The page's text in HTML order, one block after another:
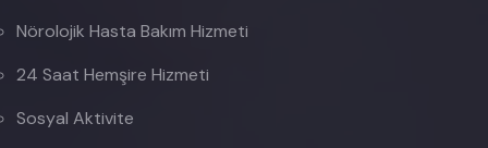
Nörolojik Hasta Bakım Hizmeti
24 Saat Hemşire Hizmeti
Sosyal Aktivite